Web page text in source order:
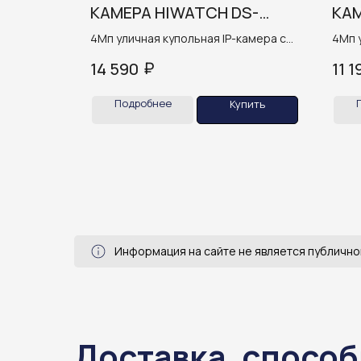
КАМЕРА HIWATCH DS-
I452L (2.8MM)
4Мп уличная купольная IP-камера с
технологией ColorVu
14 590 ₽
Подробнее Купить
4Мп
свет
11
Информация на сайте не является